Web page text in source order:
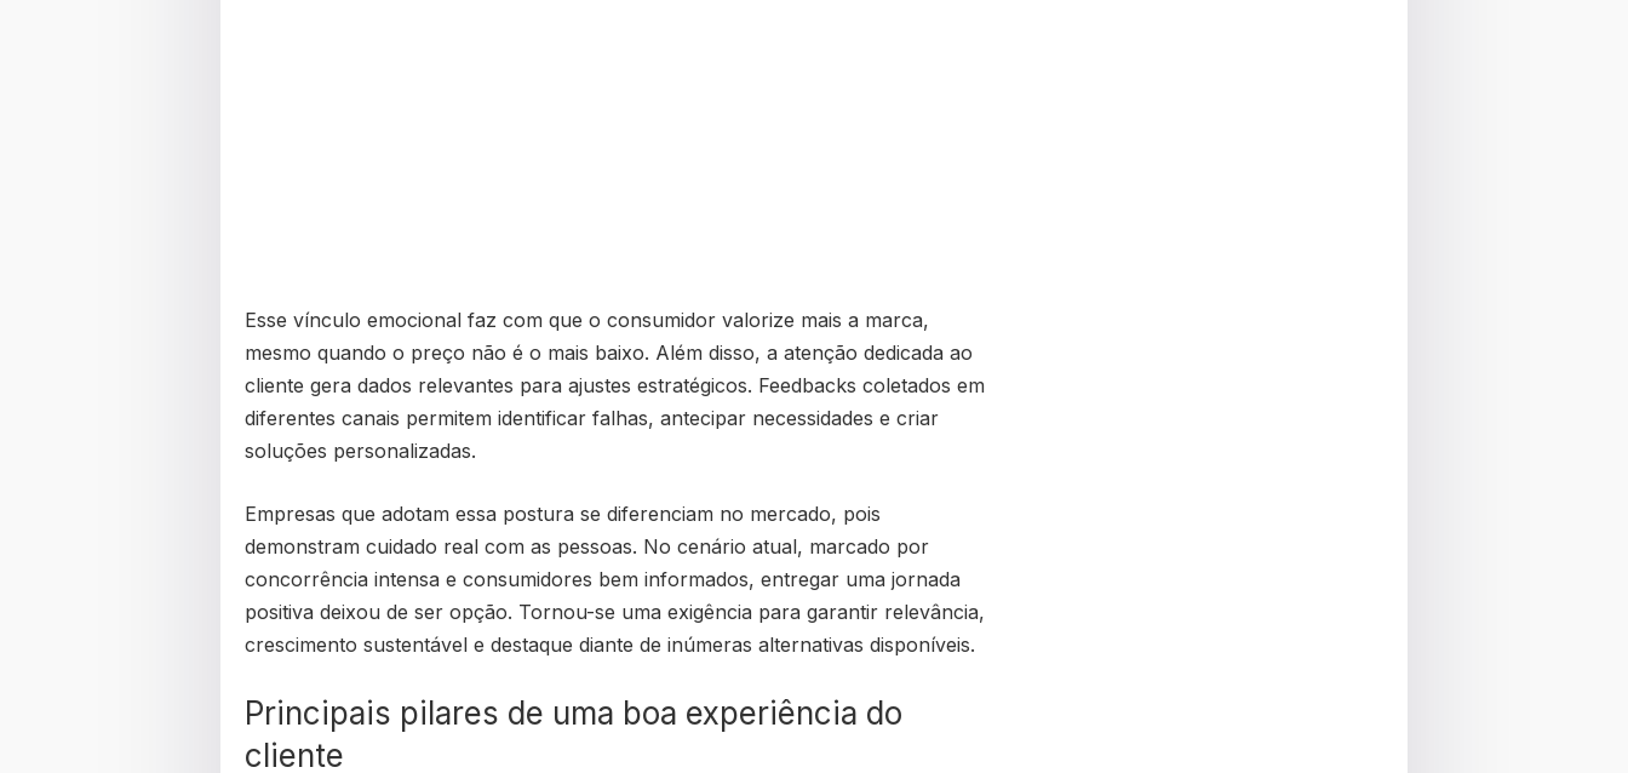
Esse vínculo emocional faz com que o consumidor valorize mais a marca,
mesmo quando o preço não é o mais baixo. Além disso, a atenção dedicada ao
cliente gera dados relevantes para ajustes estratégicos. Feedbacks coletados em
diferentes canais permitem identificar falhas, antecipar necessidades e criar
soluções personalizadas.
Empresas que adotam essa postura se diferenciam no mercado, pois
demonstram cuidado real com as pessoas. No cenário atual, marcado por
concorrência intensa e consumidores bem informados, entregar uma jornada
positiva deixou de ser opção. Tornou-se uma exigência para garantir relevância,
crescimento sustentável e destaque diante de inúmeras alternativas disponíveis.
Principais pilares de uma boa experiência do
cliente